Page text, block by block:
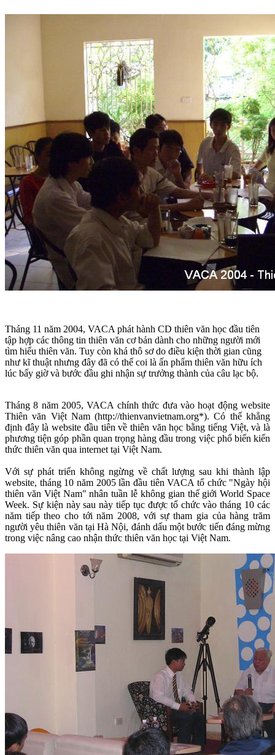
Tháng 11 năm 2004, VACA phát hành CD thiên văn học đầu tiên
tập hợp các thông tin thiên văn cơ bản dành cho những người mới
tìm hiểu thiên văn. Tuy còn khá thô sơ do điều kiện thời gian cũng
như kĩ thuật nhưng đây đã có thể coi là ấn phẩm thiên văn hữu ích
lúc bấy giờ và bước đầu ghi nhận sự trưởng thành của câu lạc bộ.
Tháng 8 năm 2005, VACA chính thức đưa vào hoạt động website
Thiên văn Việt Nam (http://thienvanvietnam.org*). Có thể khẳng
định đây là website đầu tiên về thiên văn học bằng tiếng Việt, và là
phương tiện góp phần quan trọng hàng đầu trong việc phổ biến kiến
thức thiên văn qua internet tại Việt Nam.
Với sự phát triển không ngừng về chất lượng sau khi thành lập
website, tháng 10 năm 2005 lần đầu tiên VACA tổ chức "Ngày hội
thiên văn Việt Nam" nhân tuần lễ không gian thế giới World Space
Week. Sự kiện này sau này tiếp tục được tổ chức vào tháng 10 các
năm tiếp theo cho tới năm 2008, với sự tham gia của hàng trăm
người yêu thiên văn tại Hà Nội, đánh dấu một bước tiến đáng mừng
trong việc nâng cao nhận thức thiên văn học tại Việt Nam.